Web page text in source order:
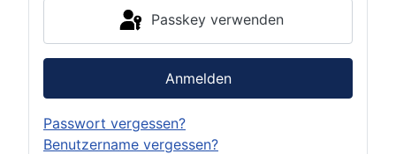
Passkey verwenden
Anmelden
Passwort vergessen?
Benutzername vergessen?